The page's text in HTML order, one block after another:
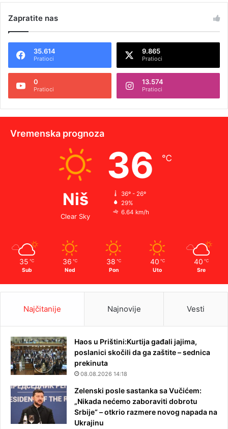
Zapratite nas
35.614
Pratioci
9.865
Pratioci
0
Pratioci
13.574
Pratioci
Vremenska prognoza
Niš
Clear Sky
36 ℃
36º - 26º
29%
6.64 km/h
35 ℃
Sub
36 ℃
Ned
38 ℃
Pon
40 ℃
Uto
40 ℃
Sre
Najčitanije Najnovije Vesti
Haos u Prištini:Kurtija gađali jajima,
poslanici skočili da ga zaštite – sednica
prekinuta
08.08.2026 14:18
Zelenski posle sastanka sa Vučićem:
„Nikada nećemo zaboraviti dobrotu
Srbije“ – otkrio razmere novog napada na
Ukrajinu